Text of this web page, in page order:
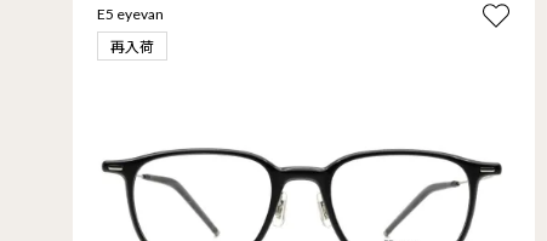
E5 eyevan
再入荷